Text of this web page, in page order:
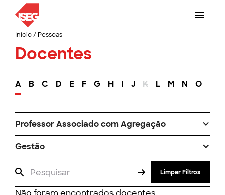
Início/ Pessoas
Docentes
A B C D E F G H I J K L M N O
Professor Associado com Agregação
Gestão
Limpar Filtros